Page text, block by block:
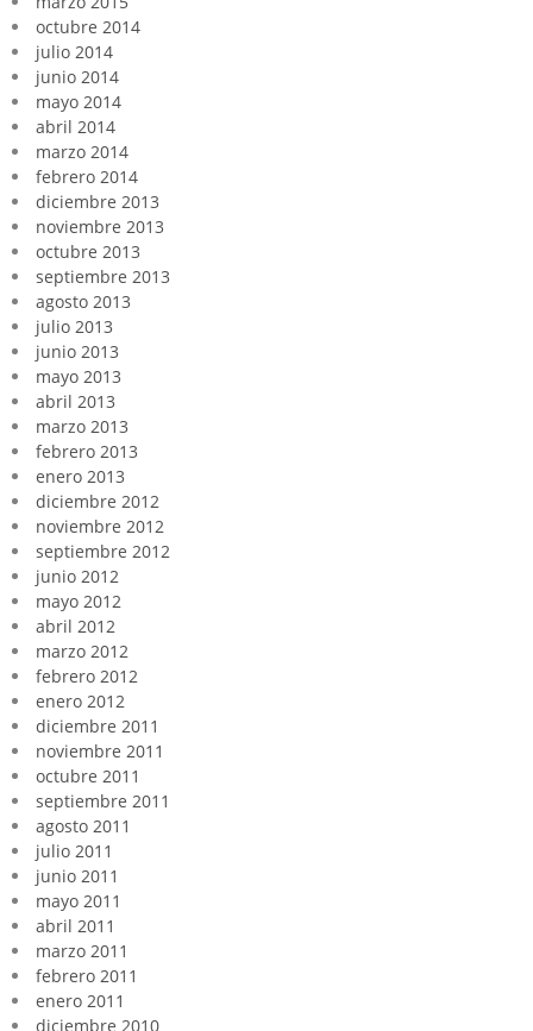
octubre 2014
julio 2014
junio 2014
mayo 2014
abril 2014
marzo 2014
febrero 2014
diciembre 2013
noviembre 2013
octubre 2013
septiembre 2013
agosto 2013
julio 2013
junio 2013
mayo 2013
abril 2013
marzo 2013
febrero 2013
enero 2013
diciembre 2012
noviembre 2012
septiembre 2012
junio 2012
mayo 2012
abril 2012
marzo 2012
febrero 2012
enero 2012
diciembre 2011
noviembre 2011
octubre 2011
septiembre 2011
agosto 2011
julio 2011
junio 2011
mayo 2011
abril 2011
marzo 2011
febrero 2011
enero 2011
diciembre 2010